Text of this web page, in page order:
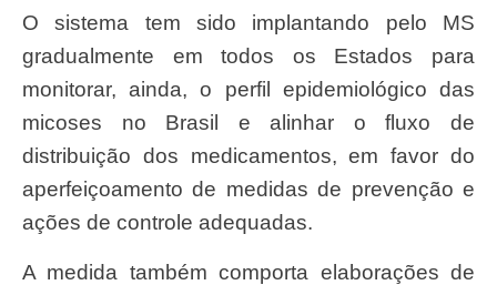
O sistema tem sido implantando pelo MS
gradualmente em todos os Estados para
monitorar, ainda, o perfil epidemiológico das
micoses no Brasil e alinhar o fluxo de
distribuição dos medicamentos, em favor do
aperfeiçoamento de medidas de prevenção e
ações de controle adequadas.
A medida também comporta elaborações de